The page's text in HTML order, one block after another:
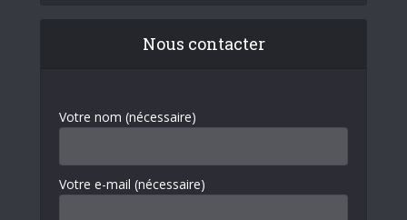
Nous contacter
Votre nom (nécessaire)
Votre e-mail (nécessaire)